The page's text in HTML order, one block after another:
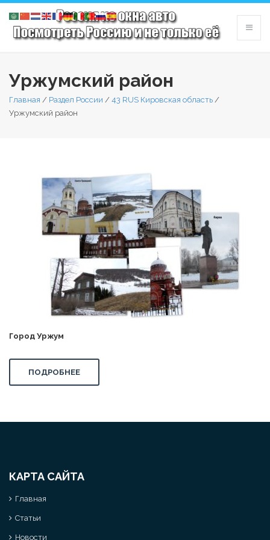
Уржумский район
Главная / Раздел России / 43 RUS Кировская область /
Уржумский район
Город Уржум
ПОДРОБНЕЕ
КАРТА САЙТА
Главная
Статьи
Новости